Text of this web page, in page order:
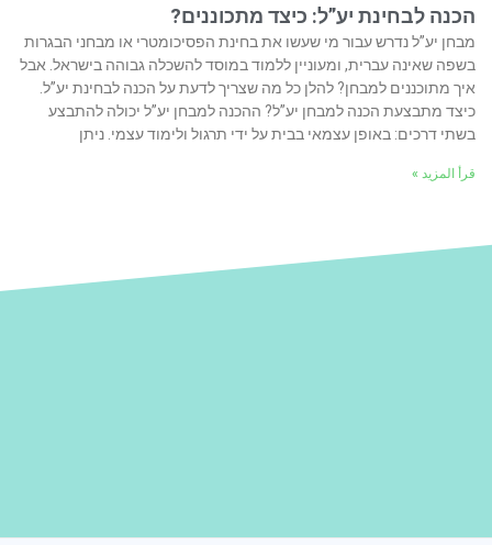
הכנה לבחינת יע”ל: כיצד מתכוננים?
מבחן יע”ל נדרש עבור מי שעשו את בחינת הפסיכומטרי או מבחני הבגרות
בשפה שאינה עברית, ומעוניין ללמוד במוסד להשכלה גבוהה בישראל. אבל
איך מתוכננים למבחן? להלן כל מה שצריך לדעת על הכנה לבחינת יע”ל.
כיצד מתבצעת הכנה למבחן יע”ל? ההכנה למבחן יע”ל יכולה להתבצע
בשתי דרכים: באופן עצמאי בבית על ידי תרגול ולימוד עצמי. ניתן
قرأ المزيد »